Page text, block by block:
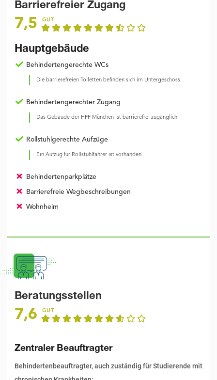
Barrierefreier Zugang
7,5 GUT
Hauptgebäude
Behindertengerechte WCs
Die barrierefreien Toiletten befinden sich im Untergeschoss.
Behindertengerechter Zugang
Das Gebäude der HFF München ist barrierefrei zugänglich.
Rollstuhlgerechte Aufzüge
Ein Aufzug für Rollstuhlfahrer ist vorhanden.
Behindertenparkplätze
Barrierefreie Wegbeschreibungen
Wohnheim
Beratungsstellen
7,6 GUT
Zentraler Beauftragter
Behindertenbeauftragter, auch zuständig für Studierende mit